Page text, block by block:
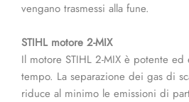
vengano trasmessi alla fune.
STIHL motore 2-MIX
Il motore STIHL 2-MIX è potente ed
tempo. La separazione dei gas di
riduce al minimo le emissioni di